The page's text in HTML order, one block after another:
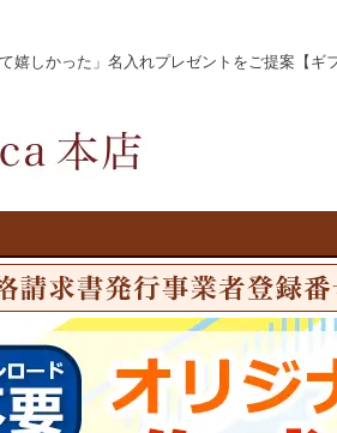
しかった」名入れプレゼントをご提案【ギ